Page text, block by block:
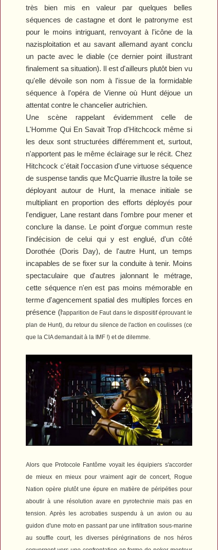
très bien mis en valeur par quelques belles
séquences de castagne et dont le patronyme est
pour le moins intriguant, renvoyant à l'icône de la
nazisploitation et au savant allemand ayant conclu
un pacte avec le diable (ce dernier point illustrant
finalement sa situation). Il est d'ailleurs plutôt bien vu
qu'elle dévoile son nom à l'issue de la formidable
séquence à l'opéra de Vienne où Hunt déjoue un
attentat contre le chancelier autrichien.
Une scène rappelant évidemment celle de
L'Homme Qui En Savait Trop d'Hitchcock même si
les deux sont structurées différemment et, surtout,
n'apportent pas le même éclairage sur le récit. Chez
Hitchcock c'était l'occasion d'une virtuose séquence
de suspense tandis que McQuarrie illustre la toile se
déployant autour de Hunt, la menace initiale se
multipliant en proportion des efforts déployés pour
l'endiguer, Lane restant dans l'ombre pour mener et
conclure la danse. Le point d'orgue commun reste
l'indécision de celui qui y est englué, d'un côté
Dorothée (Doris Day), de l'autre Hunt, un temps
incapables de se fixer sur la conduite à tenir. Moins
spectaculaire que d'autres jalonnant le métrage,
cette séquence n'en est pas moins mémorable en
terme d'agencement spatial des multiples forces en
présence (l'apparition de Faut dans le dispositif éprouvant le
plan de Hunt), du retour du silence de l'action en coulisses (ce
que la CIA demandait à la IMF !) et de dilemme.
Alors que Protocole Fantôme voyait les équipiers s'accorder
de mieux en mieux pour vraiment agir de concert, Rogue
Nation opère plutôt une épure en matière de péripéties pour
aboutir à une résolution avare en pyrotechnie mais pas en
tension. Après les acrobaties suspendu à un avion ou au
guidon d'une moto en passant par une infiltration sous-marine
au souffle court, les diverses pérégrinations de nos héros